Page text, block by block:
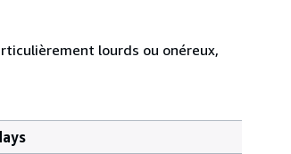
lourds ou onéreux,